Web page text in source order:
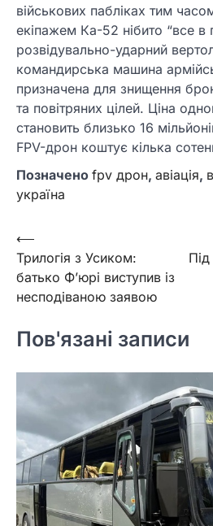
військових пабліках тим
екіпажем Ка-52 нібито “все
розвідувально-ударний
командирська машина
призначена для знищення
та повітряних цілей. Ціна
становить близько 16
FPV-дрон коштує кілька
Позначено fpv дрон, авіація,
україна
Навігація
записів
⟵
Трилогія з Усиком:
батько Ф’юрі виступив із
несподіваною заявою
Пов'язані записи